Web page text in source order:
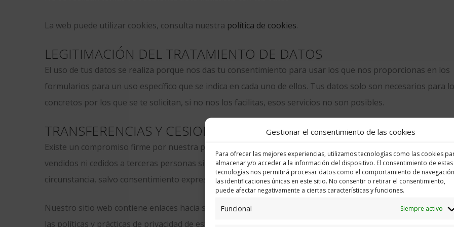
Gestionar el consentimiento de las cookies
Para ofrecer las mejores experiencias, utilizamos tecnologías como las cookies
almacenar y/o acceder a la información del dispositivo. El consentimiento de estas
tecnologías nos permitirá procesar datos como el comportamiento de
las identificaciones únicas en este sitio. No consentir o retirar el consentimiento,
puede afectar negativamente a ciertas características y funciones.
Funcional Siempre activo
La web puede utilizar cookies, consulta nuestra política de cookies.
LEGITIMACIÓN DEL TRATAMIENTO DE DATOS
El uso de tus datos se realiza porque nos das tu consentimiento para usar los que nos proporcionas en los
formularios para un uso específico que se indica en cada uno de ellos. Tus datos solo son necesarios para
concretos por los que se te solicitan, si no nos los facilitas, esos servicios no son posibles.
TRANSFERENCIAS Y CESIONES DE DATOS
Existe un compromiso firme por nuestra parte de que los datos que proporcione a Academia El Alquimista,
vendidos ni cedidos a terceras personas sin el previo consentimiento del interesado bajo ningún concepto o
circunstancia, salvo consentimiento expreso u obligación legal.
Nuestro sitio web contiene enlaces hacia sitios web de terceros. Academia El Alquimista no se hace
las políticas y prácticas de privacidad de estos otros sitios.